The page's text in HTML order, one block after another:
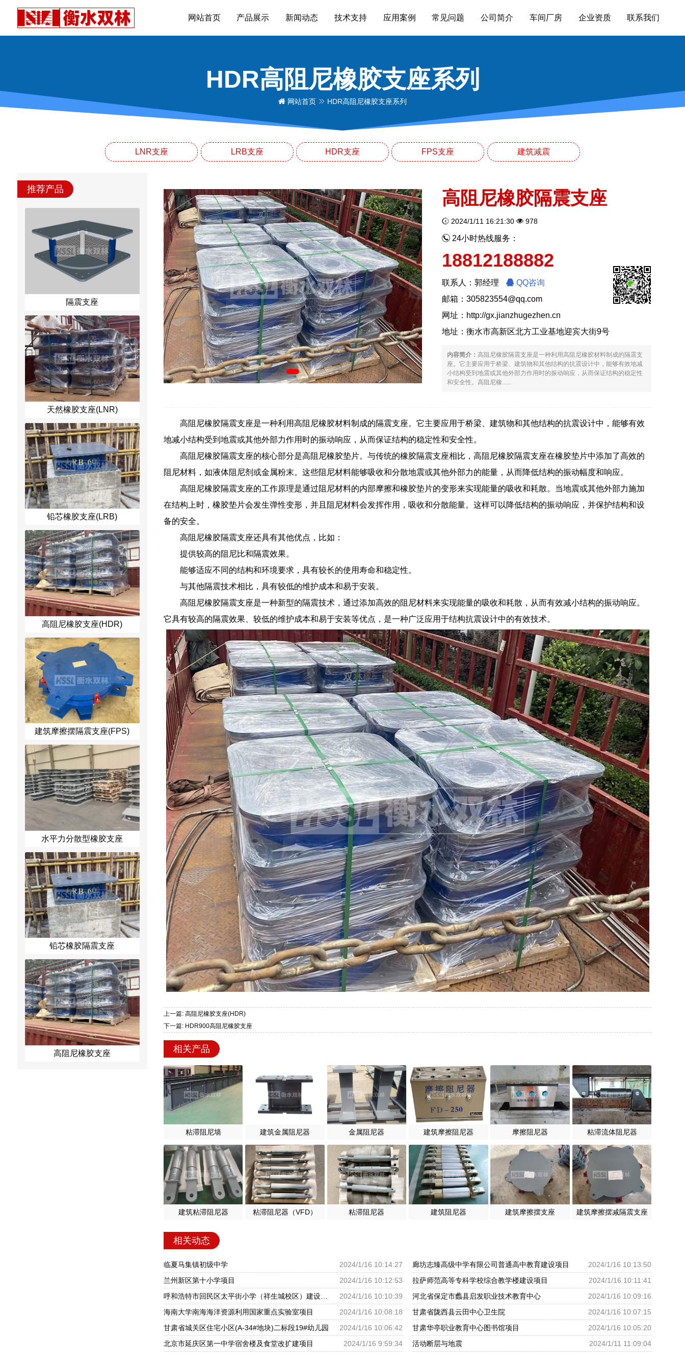
网站首页 产品展示 新闻动态 技术支持 应用案例 常见问题 公司简介 车间厂房 企业资质 联系我们
HDR高阻尼橡胶支座系列
网站首页 HDR高阻尼橡胶支座系列
LNR支座 LRB支座 HDR支座 FPS支座 建筑减震
推荐产品
隔震支座
天然橡胶支座(LNR)
铅芯橡胶支座(LRB)
高阻尼橡胶支座(HDR)
建筑摩擦摆隔震支座(FPS)
水平力分散型橡胶支座
铅芯橡胶隔震支座
高阻尼橡胶支座
高阻尼橡胶隔震支座
2024/1/11 16:21:30 978
24小时热线服务：
18812188882
联系人：郭经理
QQ咨询
邮箱：305823554@qq.com
网址： http://gx.jianzhugezhen.cn
地址：衡水市高新区北方工业基地迎宾大街9号
内容简介： 高阻尼橡胶隔震支座是一种利用高阻尼橡胶材料制成的隔震支
座。它主要应用于桥梁、建筑物和其他结构的抗震设计中，能够有效地减
小结构受到地震或其他外部力作用时的振动响应，从而保证结构的稳定性
和安全性。高阻尼橡......
高阻尼橡胶隔震支座是一种利用高阻尼橡胶材料制成的隔震支座。它主要应用于桥梁、建筑物和其他结构的抗震设计中，能够有效
地减小结构受到地震或其他外部力作用时的振动响应，从而保证结构的稳定性和安全性。
高阻尼橡胶隔震支座的核心部分是高阻尼橡胶垫片。与传统的橡胶隔震支座相比，高阻尼橡胶隔震支座在橡胶垫片中添加了高效的
阻尼材料，如液体阻尼剂或金属粉末。这些阻尼材料能够吸收和分散地震或其他外部力的能量，从而降低结构的振动幅度和响应。
高阻尼橡胶隔震支座的工作原理是通过阻尼材料的内部摩擦和橡胶垫片的变形来实现能量的吸收和耗散。当地震或其他外部力施加
在结构上时，橡胶垫片会发生弹性变形，并且阻尼材料会发挥作用，吸收和分散能量。这样可以降低结构的振动响应，并保护结构和设
备的安全。
高阻尼橡胶隔震支座还具有其他优点，比如：
提供较高的阻尼比和隔震效果。
能够适应不同的结构和环境要求，具有较长的使用寿命和稳定性。
与其他隔震技术相比，具有较低的维护成本和易于安装。
高阻尼橡胶隔震支座是一种新型的隔震技术，通过添加高效的阻尼材料来实现能量的吸收和耗散，从而有效减小结构的振动响应。
它具有较高的隔震效果、较低的维护成本和易于安装等优点，是一种广泛应用于结构抗震设计中的有效技术。
上一篇: 高阻尼橡胶支座(HDR)
下一篇: HDR900高阻尼橡胶支座
相关产品
粘滞阻尼墙 建筑金属阻尼器 金属阻尼器 建筑摩擦阻尼器 摩擦阻尼器 粘滞流体阻尼器
建筑粘滞阻尼器 粘滞阻尼器（VFD） 粘滞阻尼器 建筑阻尼器 建筑摩擦摆支座 建筑摩擦摆减隔震支座
相关动态
临夏马集镇初级中学 2024/1/16 10:14:27 廊坊志臻高级中学有限公司普通高中教育建设项目
2024/1/16 10:13:50
兰州新区第十小学项目
2024/1/16 10:12:53 拉萨师范高等专科学校综合教学楼建设项目
2024/1/16 10:11:41
呼和浩特市回民区太平街小学（祥生城校区）建设项目
2024/1/16 10:10:39 河北省保定市蠡县启发职业技术教育中心
2024/1/16 10:09:16
海南大学南海海洋资源利用国家重点实验室项目
2024/1/16 10:08:18 甘肃省陇西县云田中心卫生院
2024/1/16 10:07:15
甘肃省城关区住宅小区(A-34#地块)二标段19#幼儿园
2024/1/16 10:06:42 甘肃华亭职业教育中心图书馆项目
2024/1/16 10:05:20
北京市延庆区第一中学宿舍楼及食堂改扩建项目
2024/1/16 9:59:34 活动断层与地震 2024/1/11 11:09:04